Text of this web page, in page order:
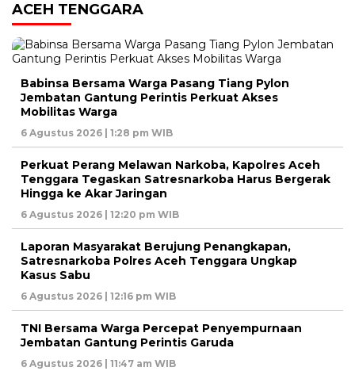
ACEH TENGGARA
Babinsa Bersama Warga Pasang Tiang Pylon
Jembatan Gantung Perintis Perkuat Akses
Mobilitas Warga
6 Agustus 2026 | 1:28 pm WIB
Perkuat Perang Melawan Narkoba, Kapolres Aceh
Tenggara Tegaskan Satresnarkoba Harus Bergerak
Hingga ke Akar Jaringan
6 Agustus 2026 | 12:20 pm WIB
Laporan Masyarakat Berujung Penangkapan,
Satresnarkoba Polres Aceh Tenggara Ungkap
Kasus Sabu
6 Agustus 2026 | 12:16 pm WIB
TNI Bersama Warga Percepat Penyempurnaan
Jembatan Gantung Perintis Garuda
6 Agustus 2026 | 11:47 am WIB